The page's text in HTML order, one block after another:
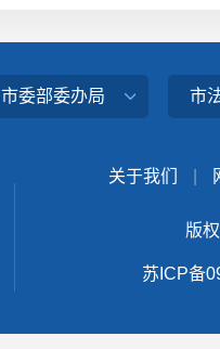
市委部委办局 市
关于我们
版
苏ICP备